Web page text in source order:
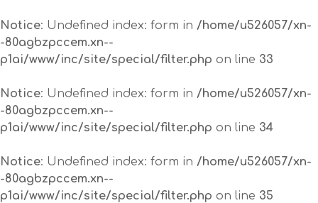
Notice: Undefined index: form in /home/u526057/xn-
-80agbzpccem.xn--
p1ai/www/inc/site/special/filter.php on line 33
Notice: Undefined index: form in /home/u526057/xn-
-80agbzpccem.xn--
p1ai/www/inc/site/special/filter.php on line 34
Notice: Undefined index: form in /home/u526057/xn-
-80agbzpccem.xn--
p1ai/www/inc/site/special/filter.php on line 35